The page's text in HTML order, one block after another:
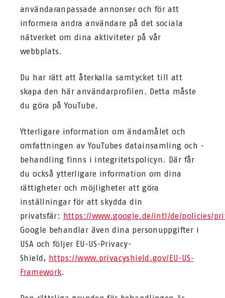
användaranpassade annonser och för att
informera andra användare på det sociala
nätverket om dina aktiviteter på vår
webbplats.
Du har rätt att återkalla samtycket till att
skapa den här användarprofilen. Detta måste
du göra på YouTube.
Ytterligare information om ändamålet och
omfattningen av YouTubes datainsamling och -
behandling finns i integritetspolicyn. Där får
du också ytterligare information om dina
rättigheter och möjligheter att göra
inställningar för att skydda din
privatsfär: https://www.google.de/intl/de/policies/
Google behandlar även dina personuppgifter i
USA och följer EU-US-Privacy-
Shield, https://www.privacyshield.gov/EU-US-
Framework.